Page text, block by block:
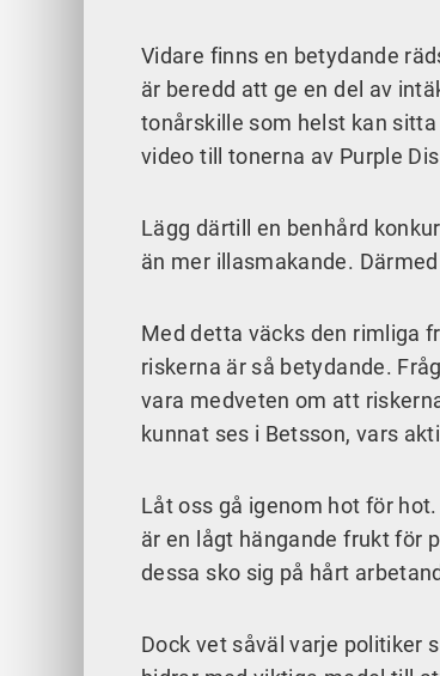
Vidare finns en betydande
är beredd att ge en del av
tonårskille som helst kan
video till tonerna av Purple
Lägg därtill en benhård
än mer illasmakande.
Med detta väcks den rimliga
riskerna är så betydande.
vara medveten om att
kunnat ses i Betsson, vars
Låt oss gå igenom hot för
är en lågt hängande frukt för
dessa sko sig på hårt
Dock vet såväl varje politiker